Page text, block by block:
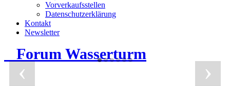
Vorverkaufsstellen
Datenschutzerklärung
Kontakt
Newsletter
Forum Wasserturm
›
‹